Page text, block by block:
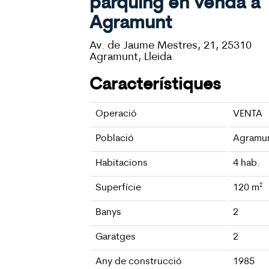
pàrquing en venda a
Agramunt
Av. de Jaume Mestres, 21, 25310
Agramunt, Lleida
Característiques
Operació VENTA
Població
Habitacions 4 hab.
Superfície 120 m²
Banys 2
Garatges 2
Any de construcció 1985